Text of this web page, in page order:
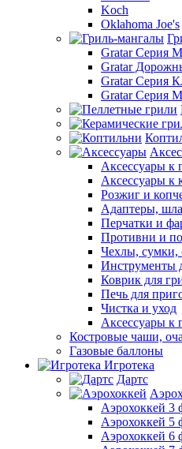
Koch
Oklahoma Joe's
Gratar Серия M
Gratar
Gratar Серия
Gratar Серия
Аксессуары к
Аксессуары к
Розжиг и
Адаптеры,
Перчатки и
Противни и
Чехлы, сумки,
Инструменты
Коврик для
Печь для
Чистка и уход
Аксессуары к
Костровые чаши,
Газовые баллоны
Игротека
Дартс
Аэрохоккей 3
Аэрохоккей 5
Аэрохоккей 6